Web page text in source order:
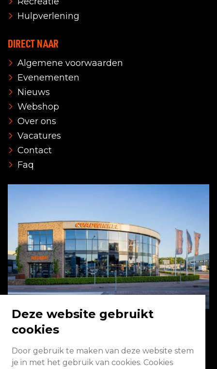
Hulpverlening
DIRECT NAAR
Algemene voorwaarden
Evenementen
Nieuws
Webshop
Over ons
Vacatures
Contact
Faq
Energieweg 2 3771 NA Barneveld
Deze website gebruikt
cookies
Door gebruik te maken van deze website stem
je in met het gebruik van cookies. Cookies